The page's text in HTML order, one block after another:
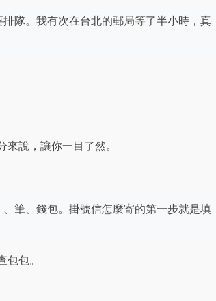
隊。我有次在台北的郵局等了半小時，真
說，讓你一目了然。
筆、錢包。掛號信怎麼寄的第一步就是填
包。